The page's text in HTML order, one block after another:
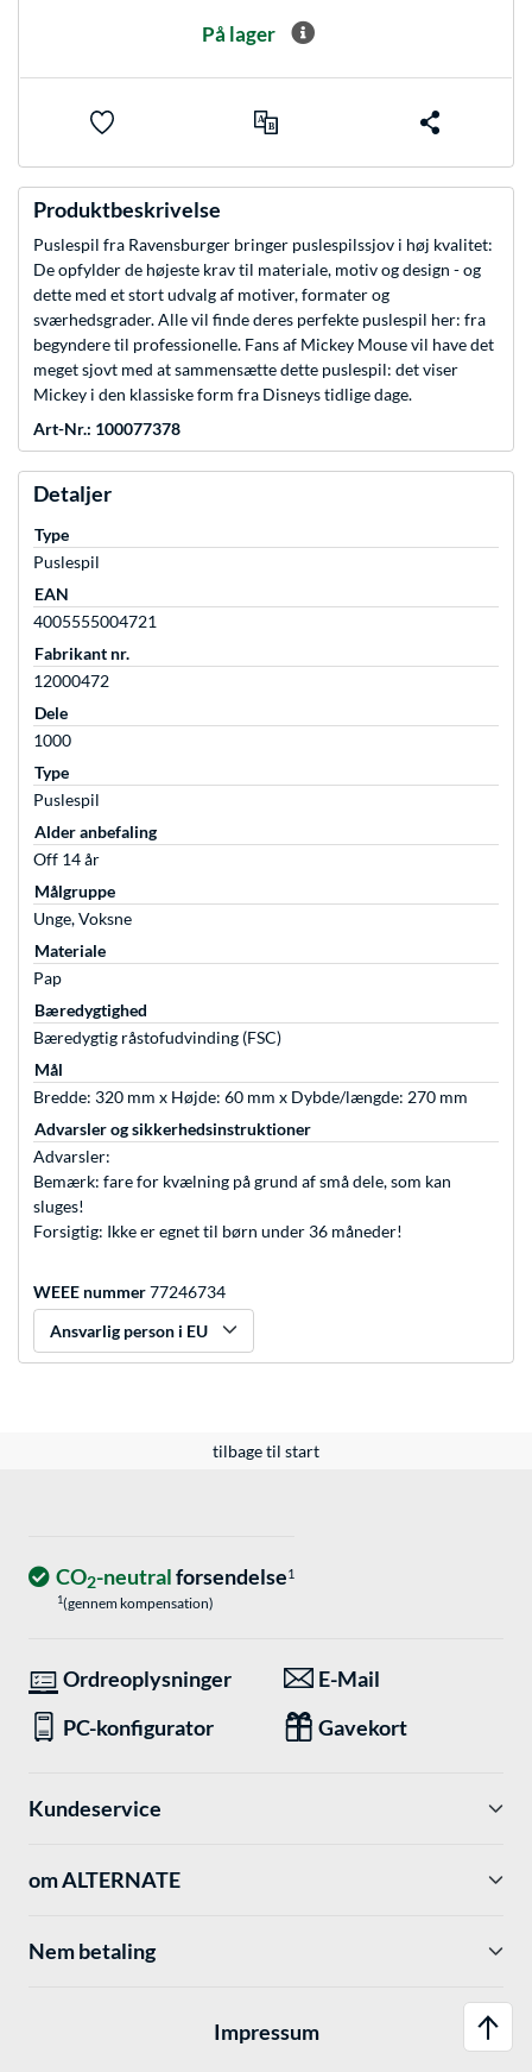
På lager
Produktbeskrivelse
Puslespil fra Ravensburger bringer puslespilssjov i høj kvalitet:
De opfylder de højeste krav til materiale, motiv og design - og
dette med et stort udvalg af motiver, formater og
sværhedsgrader. Alle vil finde deres perfekte puslespil her: fra
begyndere til professionelle. Fans af Mickey Mouse vil have det
meget sjovt med at sammensætte dette puslespil: det viser
Mickey i den klassiske form fra Disneys tidlige dage.
Art-Nr.: 100077378
Detaljer
Type
Puslespil
EAN
4005555004721
Fabrikant nr.
12000472
Dele
1000
Type
Puslespil
Alder anbefaling
Off 14 år
Målgruppe
Unge, Voksne
Materiale
Pap
Bæredygtighed
Bæredygtig råstofudvinding (FSC)
Mål
Bredde: 320 mm x Højde: 60 mm x Dybde/længde: 270 mm
Advarsler og sikkerhedsinstruktioner
Advarsler:
Bemærk: fare for kvælning på grund af små dele, som kan
sluges!
Forsigtig: Ikke er egnet til børn under 36 måneder!
WEEE nummer77246734
Ansvarlig person i EU
tilbage til start
CO2-neutralforsendelse1
1(gennem kompensation)
Ordreoplysninger
E-Mail
PC-konfigurator
Gavekort
Kundeservice
om ALTERNATE
Nem betaling
Impressum